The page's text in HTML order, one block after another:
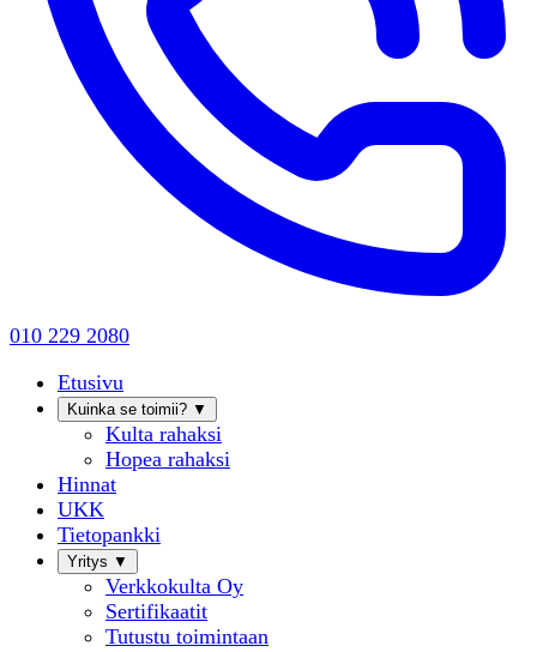
010 229 2080
Etusivu
Kuinka se toimii? ▼
Kulta rahaksi
Hopea rahaksi
Hinnat
UKK
Tietopankki
Yritys ▼
Verkkokulta Oy
Sertifikaatit
Tutustu toimintaan